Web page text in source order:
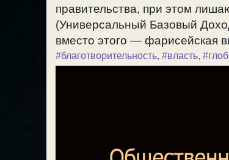
правительства, при этом
(Универсальный Базовый
вместо этого — фарисейская
#благотворительность, #власть,